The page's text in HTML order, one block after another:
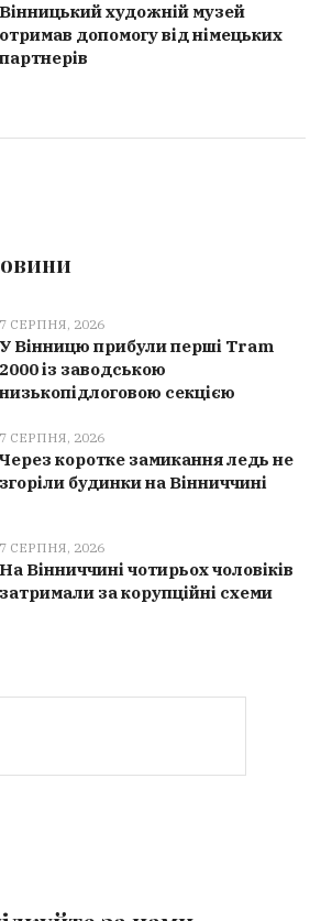
Вінницький художній музей
отримав допомогу від німецьких
партнерів
7 СЕРПНЯ, 2026
У Вінницю прибули перші Tram
2000 із заводською
низькопідлоговою секцією
7 СЕРПНЯ, 2026
Через коротке замикання ледь не
згоріли будинки на Вінниччині
7 СЕРПНЯ, 2026
На Вінниччині чотирьох чоловіків
затримали за корупційні схеми